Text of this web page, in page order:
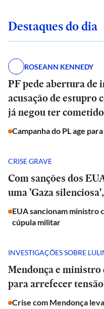
Destaques do dia
ROSEANN KENNEDY
PF pede abertura
acusação de estupro
já negou ter
Campanha do PL age
CRISE GRAVE
Com sanções dos
uma 'Gaza
EUA sancionam ministro
cúpula militar
INVESTIGAÇÕES SOBRE
Mendonça e ministro
para arrefecer
Crise com Mendonça